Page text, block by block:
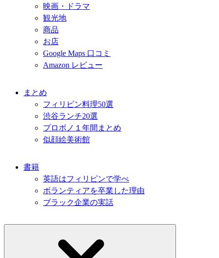
映画・ドラマ
観光地
商品
お店
Google Maps 口コミ
Amazon レビュー
まとめ
フィリピン料理50選
渋谷ランチ20選
プロボノ１年間まとめ
似顔絵美術館
書籍
英語はフィリピンで学べ
ボランティアを卒業した理由
ブラック企業の実話